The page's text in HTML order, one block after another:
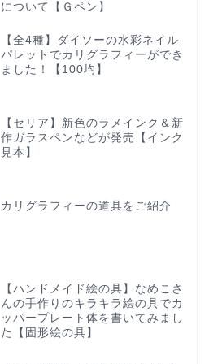
について【Ｇペン】
【全4種】ダイソーの水彩ネイル
パレットでカリグラフィーができ
ました！【100均】
【セリア】新色のラメインク＆新
作ガラスペンなどが発売【インク
見本】
カリグラフィーの道具をご紹介
【ハンドメイド絵の具】なめこさ
んの手作りのキラキラ絵の具でカ
ッパープレート体を書いてみまし
た【固形絵の具】